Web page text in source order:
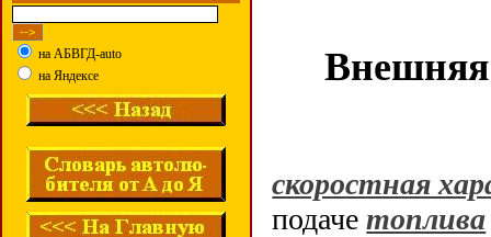
на АБВГД-auto
на Яндексе
Внешняя
скоростная
подачетоплива